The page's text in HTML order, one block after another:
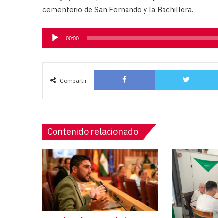
cementerio de San Fernando y la Bachillera.
Reproductor
de
00:00
Compartir
Facebook
Contenido relacionado